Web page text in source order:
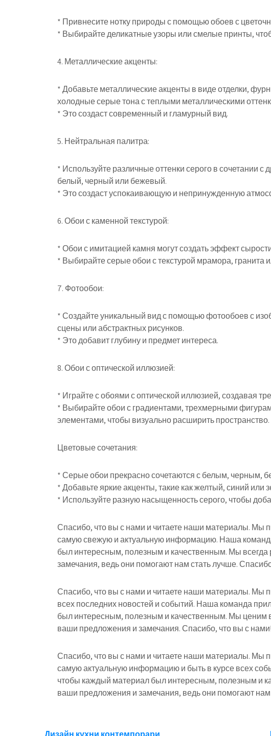
* Привнесите нотку природы с помощью обоев с
* Выбирайте деликатные узоры или смелые принты,
4. Металлические акценты:
* Добавьте металлические акценты в виде отделки,
холодные серые тона с теплыми металлическими
* Это создаст современный и гламурный вид.
5. Нейтральная палитра:
* Используйте различные оттенки серого в сочетании
белый, черный или бежевый.
* Это создаст успокаивающую и непринужденную
6. Обои с каменной текстурой:
* Обои с имитацией камня могут создать эффект
* Выбирайте серые обои с текстурой мрамора, гранита
7. Фотообои:
* Создайте уникальный вид с помощью фотообоев с
сцены или абстрактных рисунков.
* Это добавит глубину и предмет интереса.
8. Обои с оптической иллюзией:
* Играйте с обоями с оптической иллюзией, создавая
* Выбирайте обои с градиентами, трехмерными
элементами, чтобы визуально расширить пространство.
Цветовые сочетания:
* Серые обои прекрасно сочетаются с белым, черным,
* Добавьте яркие акценты, такие как желтый, синий или
* Используйте разную насыщенность серого, чтобы
Спасибо, что вы с нами и читаете наши материалы. Мы
самую свежую и актуальную информацию. Наша
был интересным, полезным и качественным. Мы
замечания, ведь они помогают нам стать лучше.
Спасибо, что вы с нами и читаете наши материалы. Мы
всех последних новостей и событий. Наша команда
был интересным, полезным и качественным. Мы ценим
ваши предложения и замечания. Спасибо, что вы с нами!
Спасибо, что вы с нами и читаете наши материалы. Мы
самую актуальную информацию и быть в курсе всех
чтобы каждый материал был интересным, полезным и
ваши предложения и замечания, ведь они помогают